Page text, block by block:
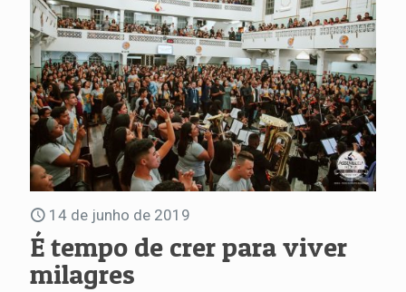
14 de junho de 2019
É tempo de crer para viver
milagres